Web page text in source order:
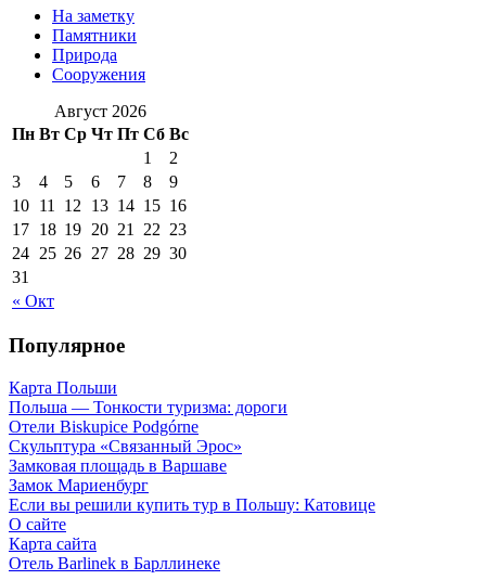
На заметку
Памятники
Природа
Сооружения
Август 2026
Пн Вт Ср Чт Пт Сб Вс
« Окт
1
2
3
4 5 6 7 8
9
10 11 12 13 14 15 16
17 18 19 20 21 22 23
24 25 26 27 28 29 30
31
Популярное
Карта Польши
Польша — Тонкости туризма: дороги
Отели Biskupice Podgórne
Скульптура «Связанный Эрос»
Замковая площадь в Варшаве
Замок Мариенбург
Если вы решили купить тур в Польшу: Катовице
О сайте
Карта сайта
Отель Barlinek в Барллинеке